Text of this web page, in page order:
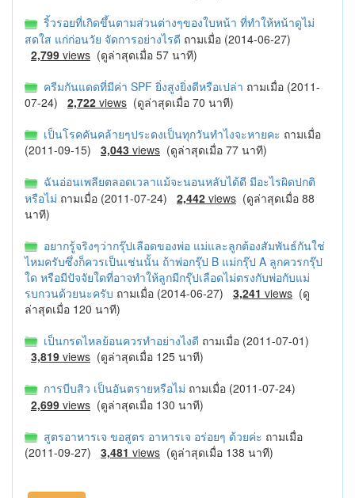
ริ้วรอยที่เกิดขึ้นตามส่วนต่างๆของใบหน้า ที่ทำให้หน้าดูไม่
สดใส แก่ก่อนวัย จัดการอย่างไรดี ถามเมื่อ (2014-06-27)
2,799 views (ดูล่าสุดเมื่อ 57 นาที)
ครีมกันแดดที่มีค่า SPF ยิ่งสูงยิ่งดีหรือเปล่า ถามเมื่อ (2011-
07-24) 2,722 views (ดูล่าสุดเมื่อ 70 นาที)
เป็นโรคคันคล้ายๆประดงเป็นทุกวันทำไงจะหายคะ ถามเมื่อ
(2011-09-15) 3,043 views (ดูล่าสุดเมื่อ 77 นาที)
ฉันอ่อนเพลียตลอดเวลาแม้จะนอนหลับได้ดี มีอะไรผิดปกติ
หรือไม่ ถามเมื่อ (2011-07-24) 2,442 views (ดูล่าสุดเมื่อ 88
นาที)
อยากรู้จริงๆว่ากรุ๊ปเลือดของพ่อ แม่และลูกต้องสัมพันธ์กันใช่
ไหมครับซึ่งก็ควรเป็นเช่นนั้น ถ้าพ่อกรุ๊ป B แม่กรุ๊ป A ลูกควรกรุ๊ป
ใด หรือมีปัจจัยใดที่อาจทำให้ลูกมีกรุ๊ปเลือดไม่ตรงกับพ่อกับแม่
รบกวนด้วยนะครับ ถามเมื่อ (2014-06-27) 3,241 views (ดู
ล่าสุดเมื่อ 120 นาที)
เป็นกรดไหลย้อนควรทำอย่างไงดี ถามเมื่อ (2011-07-01)
3,819 views (ดูล่าสุดเมื่อ 125 นาที)
การบีบสิว เป็นอันตรายหรือไม่ ถามเมื่อ (2011-07-24)
2,699 views (ดูล่าสุดเมื่อ 130 นาที)
สูตรอาหารเจ ขอสูตร อาหารเจ อร่อยๆ ด้วยค่ะ ถามเมื่อ
(2011-09-27) 3,481 views (ดูล่าสุดเมื่อ 138 นาที)